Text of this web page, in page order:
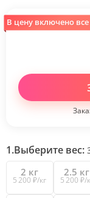
1.Выберите вес:
2 кг
5 200 ₽/кг
2.5 кг
5 200 ₽/
В цену включено все